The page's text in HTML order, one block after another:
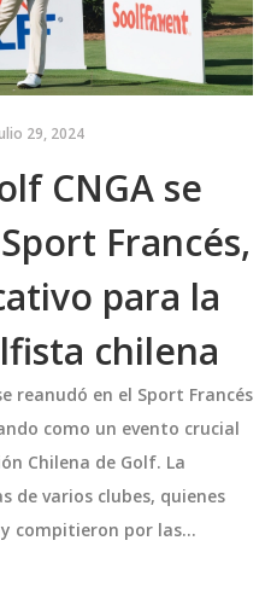
29, 2024
CNGA se
Francés,
para la
chilena
reanudó en el Sport Francés
como un evento crucial
Chilena de Golf. La
de varios clubes, quienes
compitieron por las
de figuras clave, como el
la importancia de este